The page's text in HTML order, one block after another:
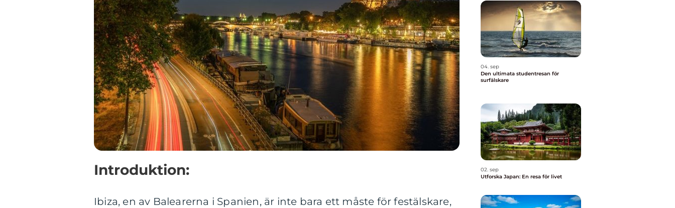
Introduktion:
Ibiza, en av Balearerna i Spanien, är inte bara ett måste för festälskare,
04. sep
Den ultimata studentresan för
surfälskare
02. sep
Utforska Japan: En resa för livet